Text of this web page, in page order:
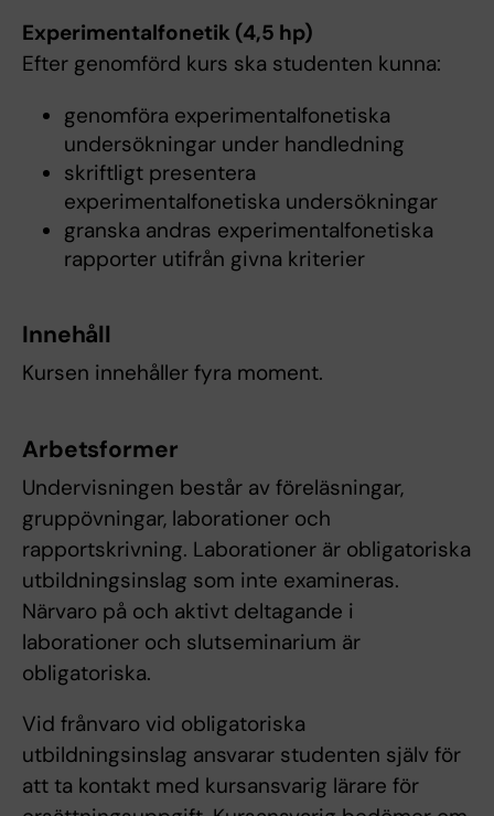
Experimentalfonetik (4,5 hp)
Efter genomförd kurs ska studenten kunna:
genomföra experimentalfonetiska
undersökningar under handledning
skriftligt presentera
experimentalfonetiska undersökningar
granska andras experimentalfonetiska
rapporter utifrån givna kriterier
Innehåll
Kursen innehåller fyra moment.
Arbetsformer
Undervisningen består av föreläsningar,
gruppövningar, laborationer och
rapportskrivning. Laborationer är obligatoriska
utbildningsinslag som inte examineras.
Närvaro på och aktivt deltagande i
laborationer och slutseminarium är
obligatoriska.
Vid frånvaro vid obligatoriska
utbildningsinslag ansvarar studenten själv för
att ta kontakt med kursansvarig lärare för